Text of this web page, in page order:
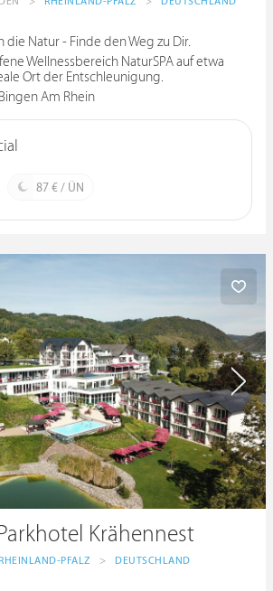
die Natur - Finde den Weg zu Dir.
Wellnessbereich NaturSPA auf etwa
Ort der Entschleunigung.
Am Rhein
87 € / ÜN
Krähennest
RHEINLAND-PFALZ > DEUTSCHLAND